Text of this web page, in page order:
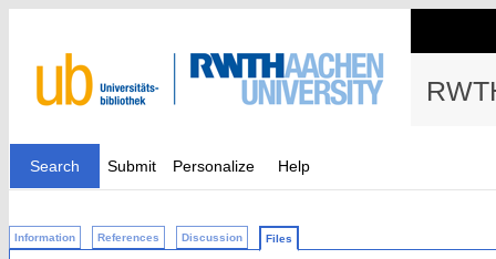
Search Submit Personalize Help
Information References Discussion Files